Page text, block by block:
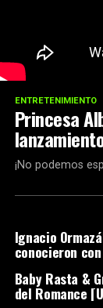
ENTRETENIMIENTO
Princesa
¡No podemos
Ignacio
conocieron
Baby Rasta &
del Romance